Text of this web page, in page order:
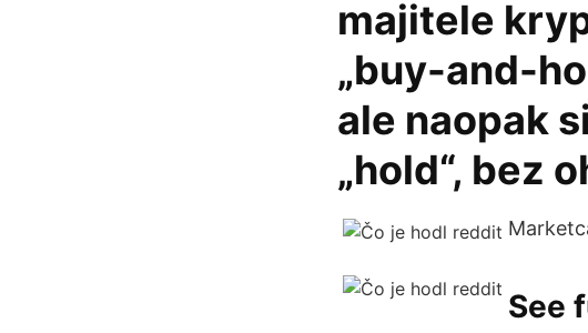
majitele
„buy-and-
ale naopak
„hold“, bez
See